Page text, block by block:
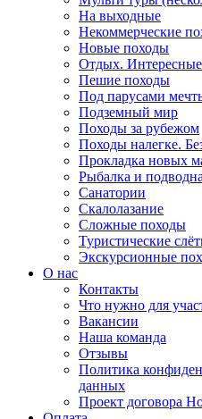
На выходные
Некоммерческие
Новые походы
Отдых.
Пешие походы
Под парусами
Подземный мир
Походы за рубежом
Походы налегке.
Прокладка новых
Рыбалка и
Санатории
Скалолазание
Сложные походы
Туристические
Экскурсионные
О нас
Контакты
Что нужно для
Вакансии
Наша команда
Отзывы
Политика
данных
Проект договора